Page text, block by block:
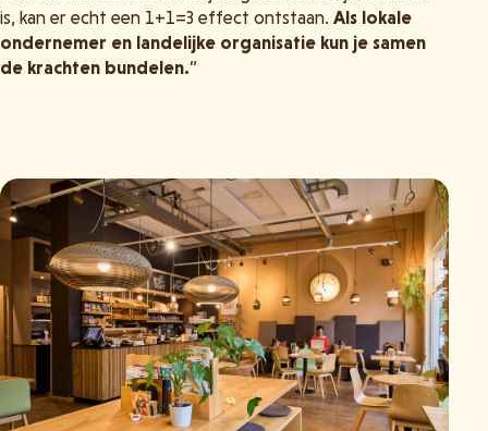
is, kan er echt een 1+1=3 effect ontstaan. Als lokale
ondernemer en landelijke organisatie kun je samen
de krachten bundelen.”